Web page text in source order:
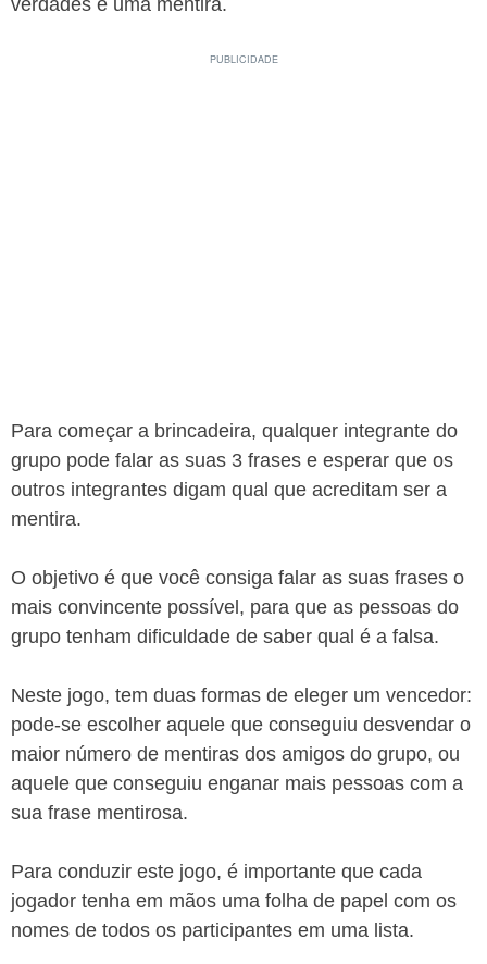
verdades e uma mentira.
Para começar a brincadeira, qualquer integrante do
grupo pode falar as suas 3 frases e esperar que os
outros integrantes digam qual que acreditam ser a
mentira.
O objetivo é que você consiga falar as suas frases o
mais convincente possível, para que as pessoas do
grupo tenham dificuldade de saber qual é a falsa.
Neste jogo, tem duas formas de eleger um vencedor:
pode-se escolher aquele que conseguiu desvendar o
maior número de mentiras dos amigos do grupo, ou
aquele que conseguiu enganar mais pessoas com a
sua frase mentirosa.
Para conduzir este jogo, é importante que cada
jogador tenha em mãos uma folha de papel com os
nomes de todos os participantes em uma lista.